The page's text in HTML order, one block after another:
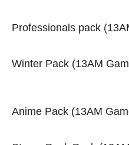
Professionals pack
Winter Pack (13AM
Anime Pack (13AM